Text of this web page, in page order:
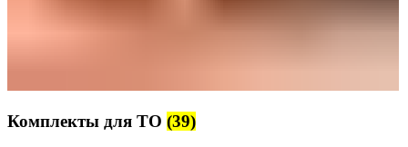
Комплекты для ТО (39)